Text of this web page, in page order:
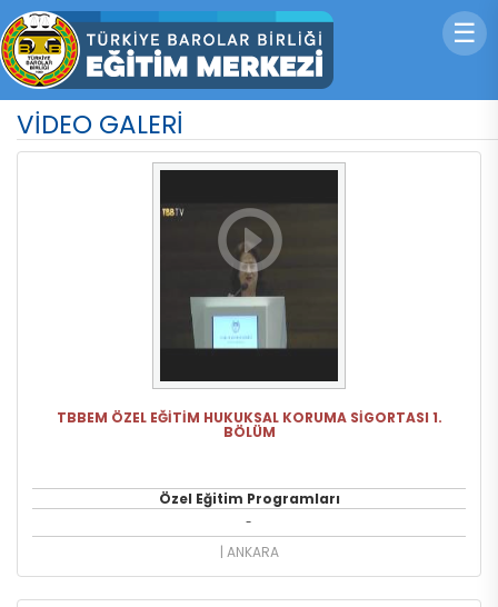
☰
VİDEO GALERİ
TBBEM ÖZEL EĞİTİM HUKUKSAL KORUMA SİGORTASI 1.
BÖLÜM
Özel Eğitim Programları
-
| ANKARA